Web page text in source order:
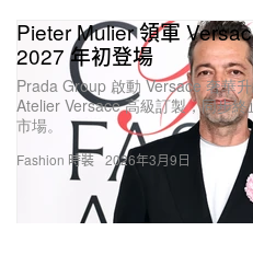
Fashion 時裝
Pieter Mulier 領軍
2027 年初登場
Prada Group 啟動 Versace 奢華
Atelier Versace 高級訂製，同步
市場。
2026年3月9日